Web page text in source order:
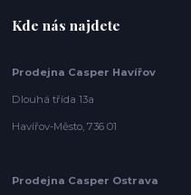
Kde nás najdete
Prodejna Casper Havířov
Dlouhá třída 13a
Havířov-Město, 736 01
Prodejna Casper Ostrava